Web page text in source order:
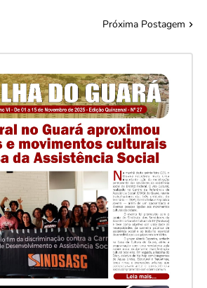
Próxima Postagem